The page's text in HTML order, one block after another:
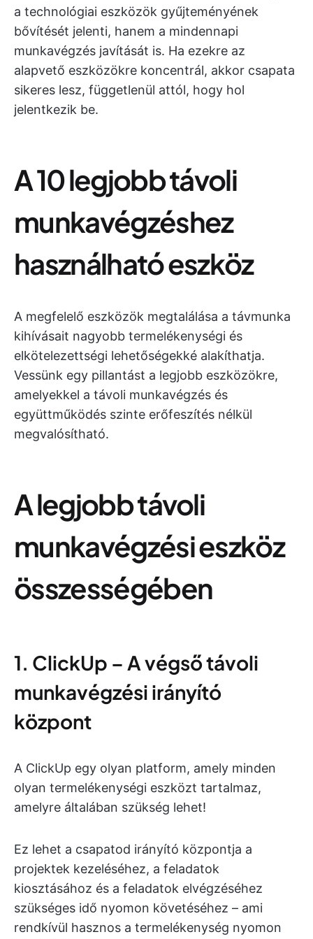
a technológiai eszközök gyűjteményének
bővítését jelenti, hanem a mindennapi
munkavégzés javítását is. Ha ezekre az
alapvető eszközökre koncentrál, akkor csapata
sikeres lesz, függetlenül attól, hogy hol
jelentkezik be.
A 10 legjobb távoli
munkavégzéshez
használható eszköz
A megfelelő eszközök megtalálása a távmunka
kihívásait nagyobb termelékenységi és
elkötelezettségi lehetőségekké alakíthatja.
Vessünk egy pillantást a legjobb eszközökre,
amelyekkel a távoli munkavégzés és
együttműködés szinte erőfeszítés nélkül
megvalósítható.
A legjobb távoli
munkavégzési eszköz
összességében
1. ClickUp – A végső távoli
munkavégzési irányító
központ
A ClickUp egy olyan platform, amely minden
olyan termelékenységi eszközt tartalmaz,
amelyre általában szükség lehet!
Ez lehet a csapatod irányító központja a
projektek kezeléséhez, a feladatok
kiosztásához és a feladatok elvégzéséhez
szükséges idő nyomon követéséhez – ami
rendkívül hasznos a termelékenység nyomon